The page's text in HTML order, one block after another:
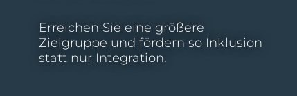
Erreichen Sie eine größere
Zielgruppe und fördern so Inklusion
statt nur Integration.